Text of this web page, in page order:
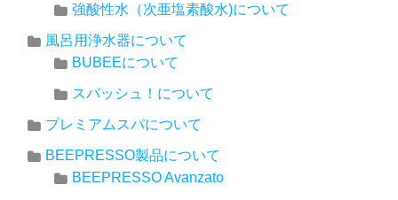
強酸性水（次亜塩素酸水)について
風呂用浄水器について
BUBEEについて
スパッシュ！について
プレミアムスパについて
BEEPRESSO製品について
BEEPRESSO Avanzato